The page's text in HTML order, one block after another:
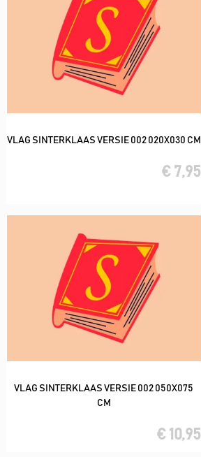
In winkelwagen
VLAG SINTERKLAAS VERSIE 002 020X030 CM
€ 7,95
In winkelwagen
VLAG SINTERKLAAS VERSIE 002 050X075
CM
€ 10,95